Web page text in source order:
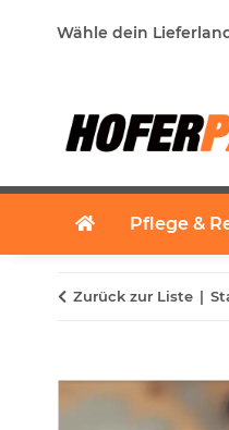
Wähle dein
Pflege &
Zurück zur Liste